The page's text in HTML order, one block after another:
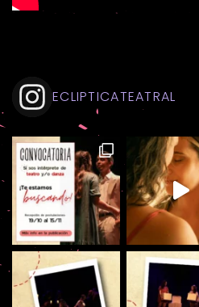
ECLIPTICATEATRAL